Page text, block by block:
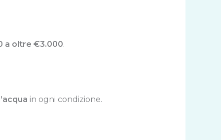
a oltre €3.000.
in ogni condizione.